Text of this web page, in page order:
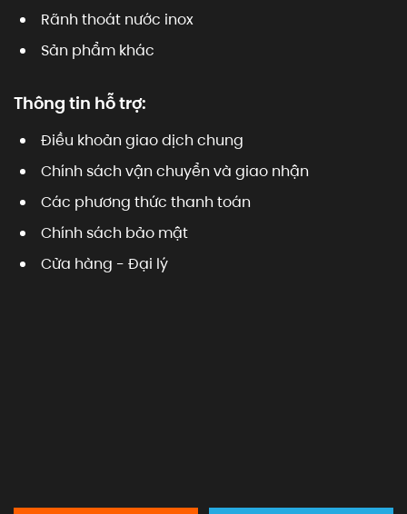
Rãnh thoát nước inox
Sản phẩm khác
Thông tin hỗ trợ:
Điều khoản giao dịch chung
Chính sách vận chuyển và giao nhận
Các phương thức thanh toán
Chính sách bảo mật
Cửa hàng - Đại lý